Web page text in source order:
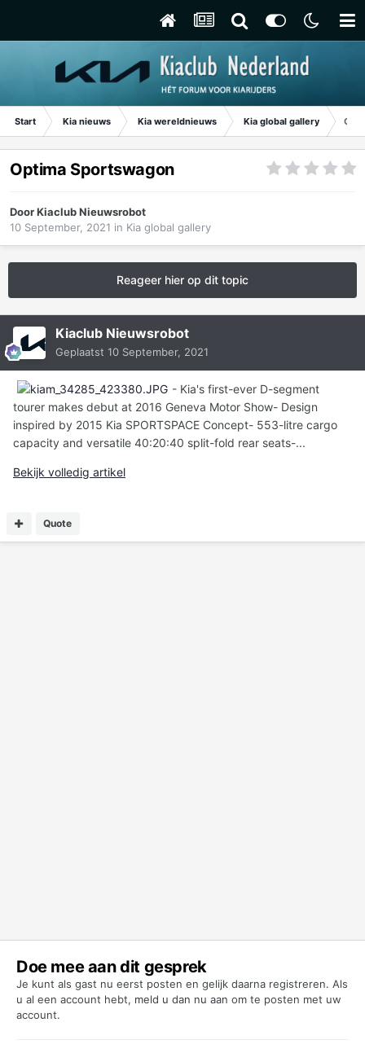
Start Kia nieuws Kia wereldnieuws Kia global gallery
Optima Sportswagon
DoorKiaclub Nieuwsrobot
10 September, 2021 in Kia global gallery
Reageer hier op dit topic
Kiaclub Nieuwsrobot
Geplaatst 10 September, 2021
- Kia's first-ever D-segment
tourer makes debut at 2016 Geneva Motor Show- Design
inspired by 2015 Kia SPORTSPACE Concept- 553-litre cargo
capacity and versatile 40:20:40 split-fold rear seats-...
Bekijk volledig artikel
Quote
Doe mee aan dit gesprek
Je kunt als gast nu eerst posten en gelijk daarna registreren. Als
u al een account hebt, meld u dan nu aan om te posten met uw
account.